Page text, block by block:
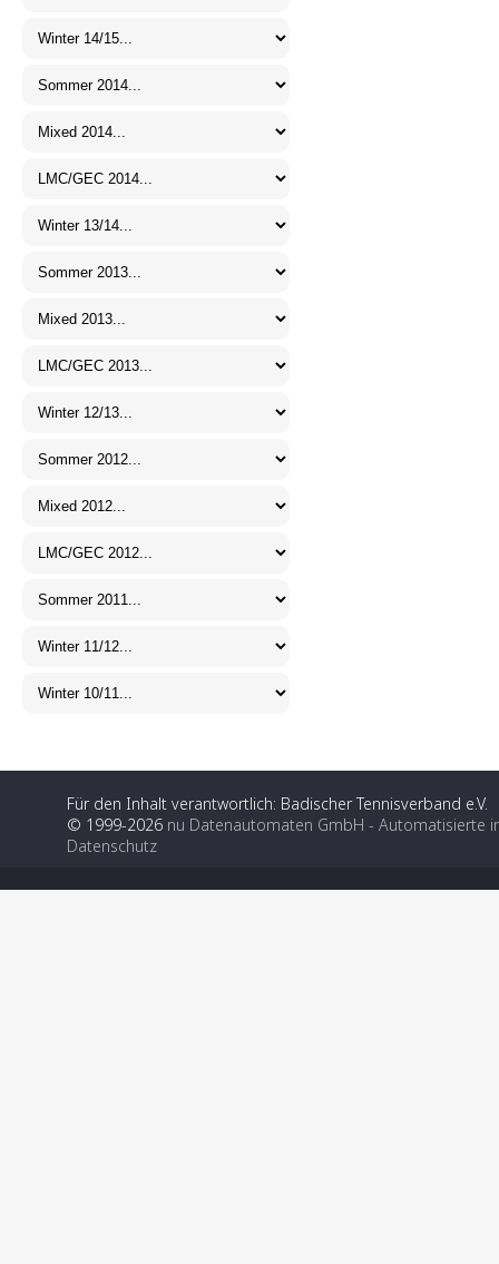
Für den Inhalt verantwortlich: Badischer Tennisverband e.V.
© 1999-2026 nu Datenautomaten GmbH - Automatisierte
Datenschutz